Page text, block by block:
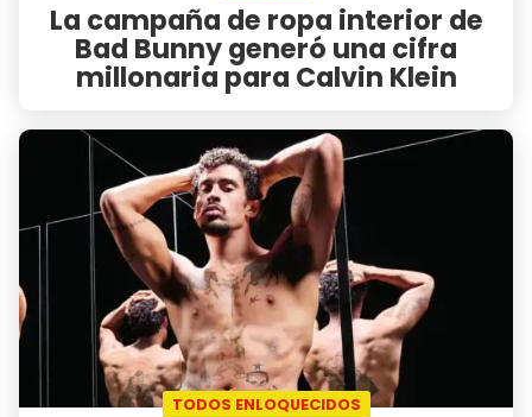
La campaña de ropa interior de
Bad Bunny generó una cifra
millonaria para Calvin Klein
TODOS ENLOQUECIDOS